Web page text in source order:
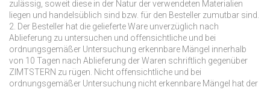
zulässig, soweit diese in der Natur der verwendeten Materialien
liegen und handelsüblich sind bzw. für den Besteller zumutbar sind.
2. Der Besteller hat die gelieferte Ware unverzüglich nach
Ablieferung zu untersuchen und offensichtliche und bei
ordnungsgemäßer Untersuchung erkennbare Mängel innerhalb
von 10 Tagen nach Ablieferung der Waren schriftlich gegenüber
ZIMTSTERN zu rügen. Nicht offensichtliche und bei
ordnungsgemäßer Untersuchung nicht erkennbare Mängel hat der